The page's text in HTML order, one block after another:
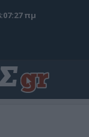
πμ